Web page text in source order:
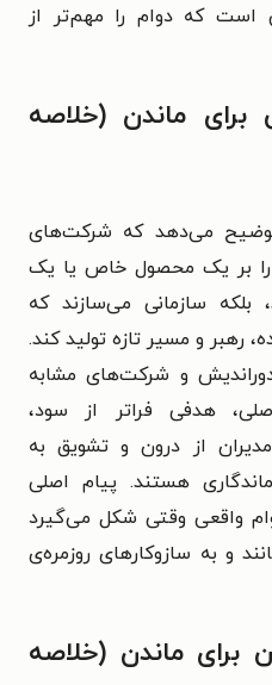
است که دوام را مهم‌تر از
ماندن (خلاصه
می‌دهد که شرکت‌های
را بر یک محصول خاص یا یک
بلکه سازمانی می‌سازند که
رهبر و مسیر تازه تولید کند.
و شرکت‌های مشابه
هدفی فراتر از سود،
از درون و تشویق به
هستند. پیام اصلی
واقعی وقتی شکل می‌گیرد
و به سازوکارهای روزمره‌ی
برای ماندن (خلاصه